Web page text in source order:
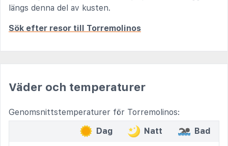
längs denna del av kusten.
Sök efter resor till Torremolinos
Väder och temperaturer
Genomsnittstemperaturer för Torremolinos:
Dag
Natt Bad